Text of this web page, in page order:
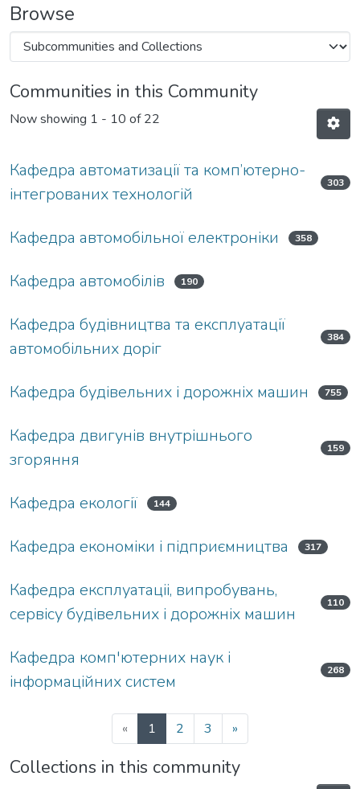
Browse
Communities in this Community
Now showing 1 - 10 of 22
Кафедра автоматизації та комп’ютерно-
інтегрованих технологій
303
Кафедра автомобільної електроніки 358
Кафедра автомобілів 190
Кафедра будiвництва та експлуатацiї
автомобiльних дорiг
384
Кафедра будівельних і дорожніх машин 755
Кафедра двигунів внутрішнього
згоряння
159
Кафедра екології 144
Кафедра економіки і підприємництва 317
Кафедра експлуатаціі, випробувань,
сервісу будівельних і дорожніх машин
110
Кафедра комп'ютерних наук і
інформаційних систем
268
« 1 2 3 »
Collections in this community